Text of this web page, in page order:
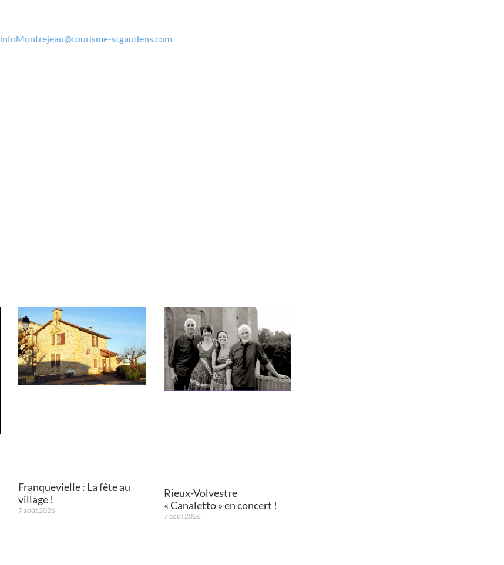
infoMontrejeau@tourisme-stgaudens.com
Franquevielle : La fête au
village !
7 août 2026
Rieux-Volvestre
« Canaletto » en concert !
7 août 2026